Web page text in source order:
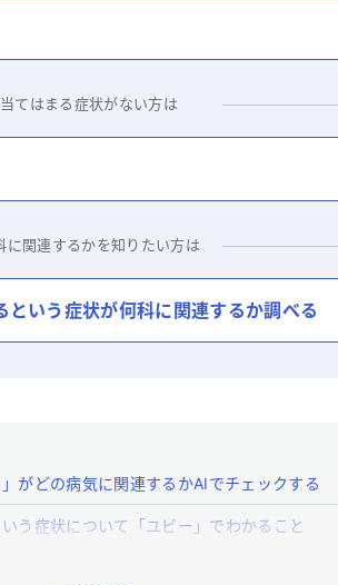
当てはまる症状がない方は
に関連するかを知りたい方は
という症状が何科に関連するか調べる
がどの病気に関連するかAIでチェックする
う症状について「ユビー」でわかること